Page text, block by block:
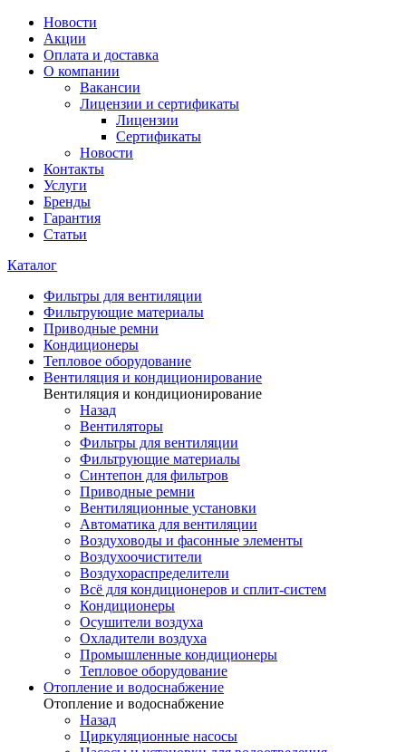
Новости
Акции
Оплата и доставка
О компании
Вакансии
Лицензии и сертификаты
Лицензии
Сертификаты
Новости
Контакты
Услуги
Бренды
Гарантия
Статьи
Каталог
Фильтры для вентиляции
Фильтрующие материалы
Приводные ремни
Кондиционеры
Тепловое оборудование
Вентиляция и кондиционирование
Вентиляция и кондиционирование
Назад
Вентиляторы
Фильтры для вентиляции
Фильтрующие материалы
Синтепон для фильтров
Приводные ремни
Вентиляционные установки
Автоматика для вентиляции
Воздуховоды и фасонные элементы
Воздухоочистители
Воздухораспределители
Всё для кондиционеров и сплит-систем
Кондиционеры
Осушители воздуха
Охладители воздуха
Промышленные кондиционеры
Тепловое оборудование
Отопление и водоснабжение
Отопление и водоснабжение
Назад
Циркуляционные насосы